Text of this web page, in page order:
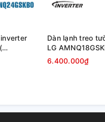
Dàn lạnh treo
LG
18000BTU )
6.400.000₫